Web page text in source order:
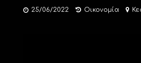
25/06/2022 Οικονομία